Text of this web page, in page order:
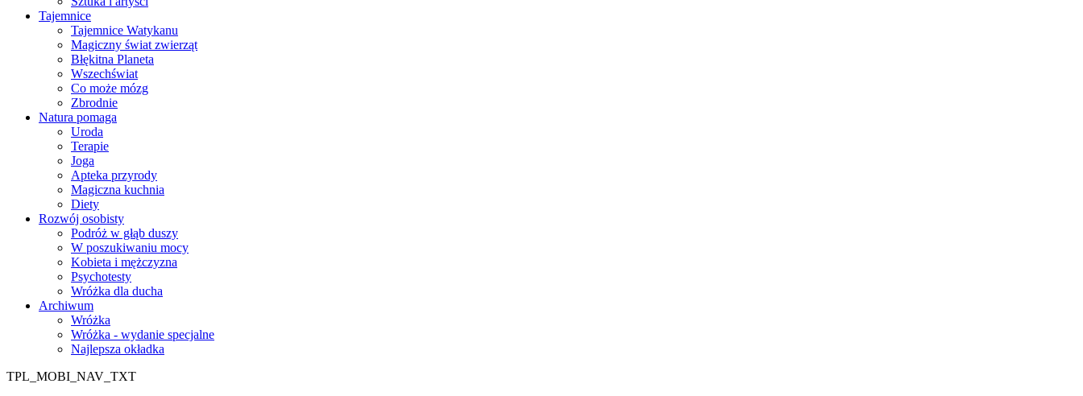
Tajemnice
Tajemnice Watykanu
Magiczny świat zwierząt
Błękitna Planeta
Wszechświat
Co może mózg
Zbrodnie
Natura pomaga
Uroda
Terapie
Joga
Apteka przyrody
Magiczna kuchnia
Diety
Rozwój osobisty
Podróż w głąb duszy
W poszukiwaniu mocy
Kobieta i mężczyzna
Psychotesty
Wróżka dla ducha
Archiwum
Wróżka
Wróżka - wydanie specjalne
Najlepsza okładka
TPL_MOBI_NAV_TXT